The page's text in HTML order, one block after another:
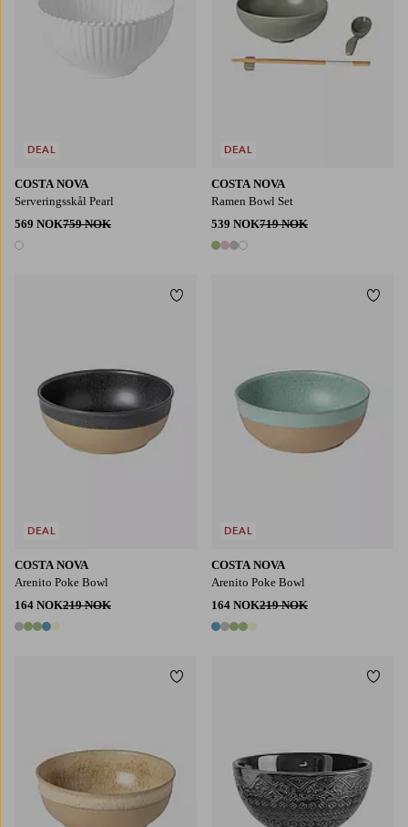
COSTA NOVA
Serveringsskål Pearl
569 NOK759 NOK
1 farge
DEAL
COSTA NOVA
Ramen Bowl Set
539 NOK719 NOK
4 farger
DEAL
COSTA NOVA
Arenito Poke Bowl
164 NOK219 NOK
5 farger
DEAL
Legg til favoritter
COSTA NOVA
Arenito Poke Bowl
164 NOK219 NOK
5 farger
DEAL
Legg til favoritter